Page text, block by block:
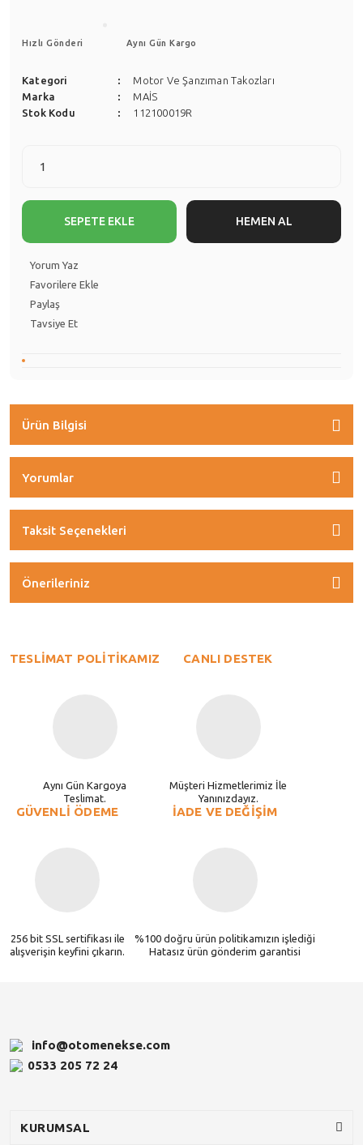
Hızlı Gönderi Aynı Gün Kargo
Kategori
Motor Ve Şanzıman Takozları
Marka
MAİS
Stok Kodu
112100019R
SEPETE EKLE HEMEN AL
Yorum Yaz
Paylaş
Tavsiye Et
Ürün Bilgisi
Yorumlar
Taksit Seçenekleri
Önerileriniz
TESLİMAT POLİTİKAMIZ
Aynı Gün Kargoya
Teslimat.
CANLI DESTEK
Müşteri Hizmetlerimiz İle
Yanınızdayız.
GÜVENLİ ÖDEME
256 bit SSL sertifikası ile
alışverişin keyfini çıkarın.
İADE VE DEĞİŞİM
%100 doğru ürün politikamızın işlediği
Hatasız ürün gönderim garantisi
info@otomenekse.com
0533 205 72 24
KURUMSAL